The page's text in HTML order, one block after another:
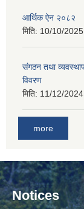
आर्थिक ऐन २०८२
मिति: 10/10/
संगठन तथा
विवरण
मिति: 11/12/
more
Notices